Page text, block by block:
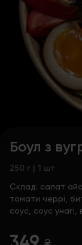
Боул з
250 г | 1 шт
Склад: салат
томати черрі,
соус, соус унагі,